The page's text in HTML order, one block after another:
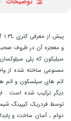
و معجزه آن در ظروف
سیلیکون که پلی
مصنوعی ساخته شده از
اتم های سیلسکون و اتم
توسط فردریک کیپینگ
دوام ، آسان ساخت و